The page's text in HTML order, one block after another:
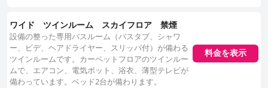
ワイド ツインルーム スカイフロア 禁煙
設備の整った専用バスルーム（バスタブ、シャワ
ー、ビデ、ヘアドライヤー、スリッパ付）が備わる
ツインルームです。カーペットフロアのツインルー
ムで、エアコン、電気ポット、浴衣、薄型テレビが
備わっています。ベッド2台が備わります。
料金を表示